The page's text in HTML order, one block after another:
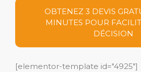
OBTENEZ 3 DEVIS
MINUTES POUR
DÉCISION
[elementor-template id="4925"]